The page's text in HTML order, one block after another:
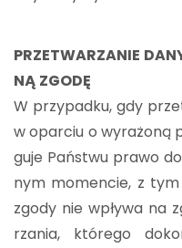
PRZE­TWA­RZA­NIE
NĄ ZGODĘ
W przy­pad­ku, gdy
w opar­ciu o wy­ra­żo­ną
gu­je Pań­stwu prawo
nym mo­men­cie, z
zgody nie wpły­wa
rza­nia, któ­re­go